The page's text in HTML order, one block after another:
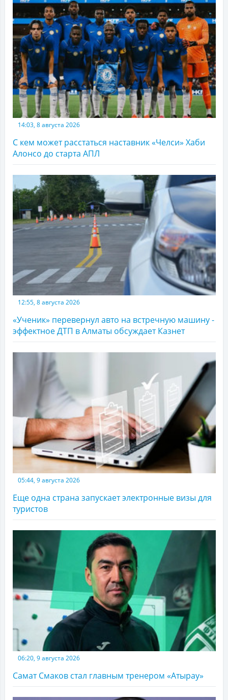
14:03, 8 августа 2026
С кем может расстаться наставник «Челси» Хаби
Алонсо до старта АПЛ
12:55, 8 августа 2026
«Ученик» перевернул авто на встречную машину -
эффектное ДТП в Алматы обсуждает Казнет
05:44, 9 августа 2026
Еще одна страна запускает электронные визы для
туристов
06:20, 9 августа 2026
Самат Смаков стал главным тренером «Атырау»